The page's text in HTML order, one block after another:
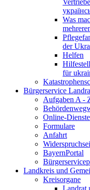
Was
der
Helfen
für
Bürgerservice
Aufgaben A -
Online-Dienste
Formulare
Anfahrt
BayernPortal
Landkreis und
Kreisorgane
Landrat